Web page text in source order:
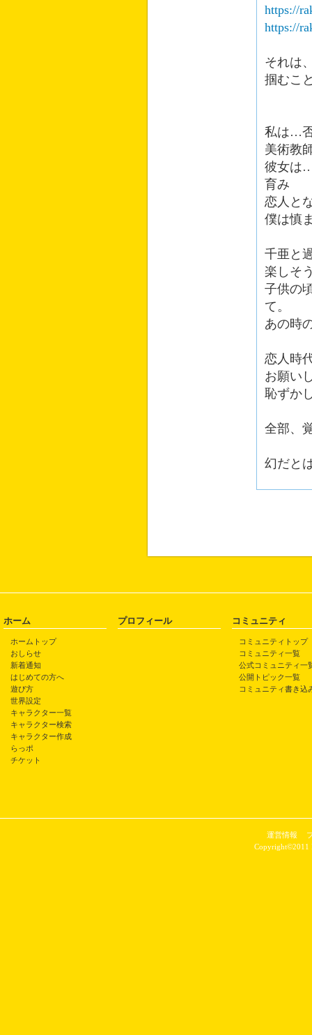
https://
https://
それは
掴むこ
私は…
美術教
彼女は
育み
恋人と
僕は慎
千亜と
楽しそ
子供の
て。
あの時
恋人時
お願い
恥ずか
全部、
幻だと
ホーム
ホームトップ
おしらせ
新着通知
はじめての方へ
遊び方
世界設定
キャラクター一覧
キャラクター検索
キャラクター作成
らっポ
チケット
プロフィール コミュニティ
コミュニティトップ
コミュニティ一覧
公式コミュニティ一
公開トピック一覧
コミュニティ書き込
運営情報
Copyright©2011